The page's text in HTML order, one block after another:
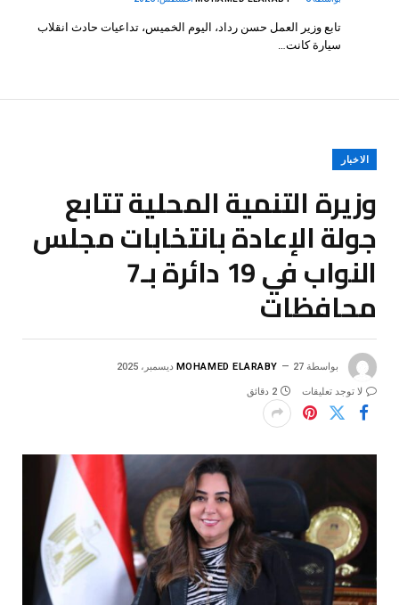
تابع وزير العمل حسن رداد، اليوم الخميس، تداعيات حادث انقلاب
سيارة كانت…
الاخبار
وزيرة التنمية المحلية تتابع
جولة الإعادة بانتخابات مجلس
النواب في 19 دائرة بـ7
محافظات
بواسطة MOHAMED ELARABY 27 ديسمبر، 2025
لا توجد تعليقات 2 دقائق